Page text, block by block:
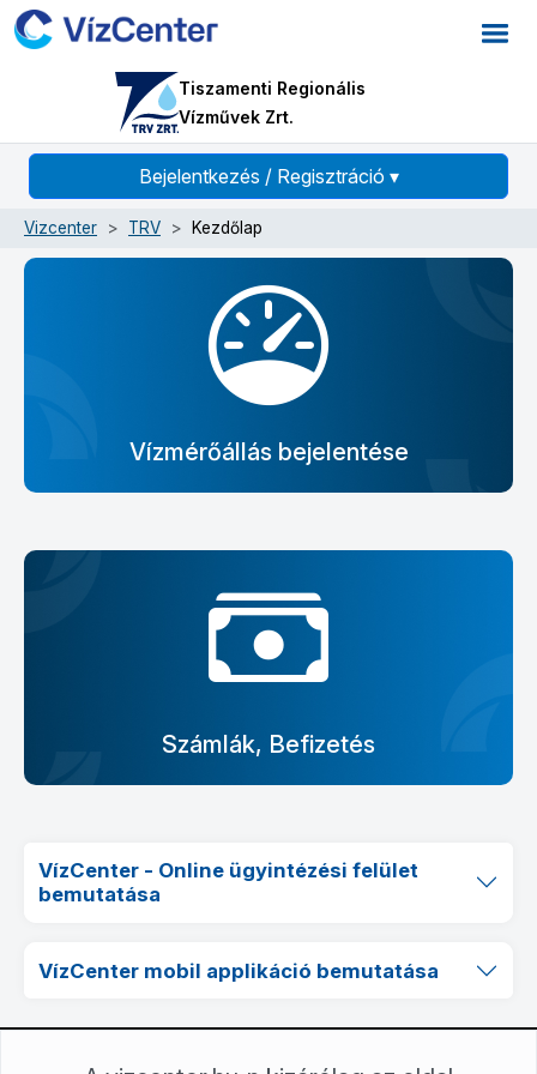
Tiszamenti Regionális
Vízművek Zrt.
Bejelentkezés / Regisztráció ▾
Vizcenter TRV Kezdőlap
Vízmérőállás bejelentése
Számlák, Befizetés
VízCenter - Online ügyintézési felület
bemutatása
VízCenter mobil applikáció bemutatása